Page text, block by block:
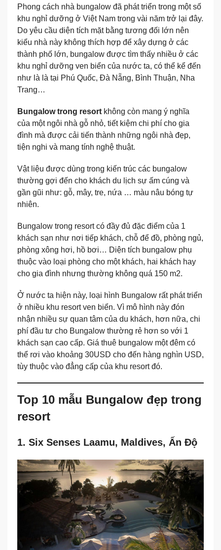
Phong cách nhà bungalow đã phát triển trong một số
khu nghỉ dưỡng ở Việt Nam trong vài năm trở lại đây.
Do yêu cầu diện tích mặt bằng tương đối lớn nên
kiểu nhà này không thích hợp để xây dựng ở các
thành phố lớn, bungalow được tìm thấy nhiều ở các
khu nghỉ dưỡng ven biển của nước ta, có thể kể đến
như là là tại Phú Quốc, Đà Nẵng, Bình Thuận, Nha
Trang…
Bungalow trong resort không còn mang ý nghĩa
của một ngôi nhà gỗ nhỏ, tiết kiệm chi phí cho gia
đình mà được cải tiến thành những ngôi nhà đẹp,
tiện nghi và mang tính nghệ thuật.
Vật liệu được dùng trong kiến trúc các bungalow
thường gợi đến cho khách du lịch sự ấm cúng và
gần gũi như: gỗ, mây, tre, nứa … màu nâu bóng tự
nhiên.
Bungalow trong resort có đầy đủ đặc điểm của 1
khách sạn như nơi tiếp khách, chỗ để đồ, phòng ngủ,
phòng xông hơi, hồ bơi… Diện tích bungalow phụ
thuộc vào loại phòng cho một khách, hai khách hay
cho gia đình nhưng thường không quá 150 m2.
Ở nước ta hiện này, loại hình Bungalow rất phát triển
ở nhiều khu resort ven biển. Vì mô hình này đón
nhận nhiều sự quan tâm của du khách, hơn nữa, chi
phí đầu tư cho Bungalow thường rẻ hơn so với 1
khách sạn cao cấp. Giá thuê bungalow một đêm có
thể rơi vào khoảng 30USD cho đến hàng nghìn USD,
tùy thuộc vào đẳng cấp của khu resort đó.
Top 10 mẫu Bungalow đẹp trong
resort
1. Six Senses Laamu, Maldives, Ấn Độ